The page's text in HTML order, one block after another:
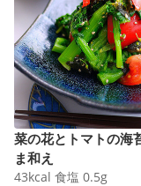
菜の花とトマトの海
ま和え
43kcal 食塩 0.5g